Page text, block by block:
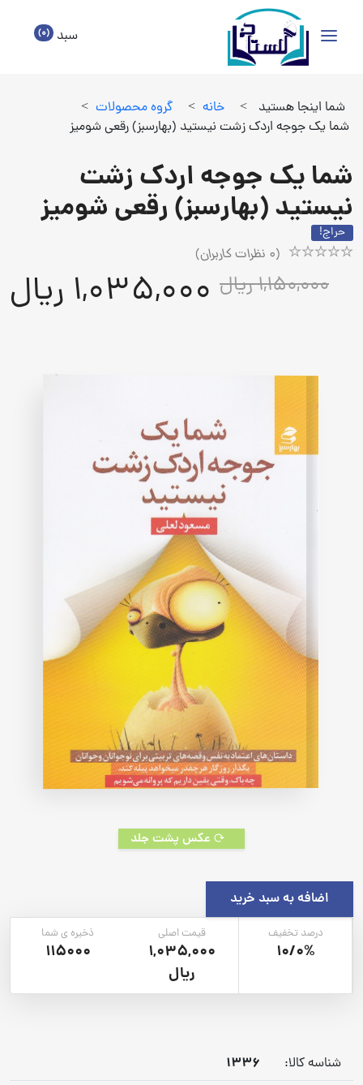
سبد (0)
شما اینجا هستید > خانه > گروه محصولات >
شما یک جوجه اردک زشت نیستید (بهارسبز) رقعی شومیز
شما یک جوجه اردک زشت
نیستید (بهارسبز) رقعی شومیز
حراج!
(
0 نظرات کاربران)
1,150,000 ریال 1,035,000 ریال
عکس پشت جلد
اضافه به سبد خرید
درصد تخفیف
10/0%
قیمت اصلی
1,035,000
ریال
ذخیره ی شما
115000
شناسه کالا:
1336